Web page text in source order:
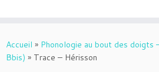
au
contenu
Accueil » Phonologie au bout des
Bbis) » Trace – Hérisson